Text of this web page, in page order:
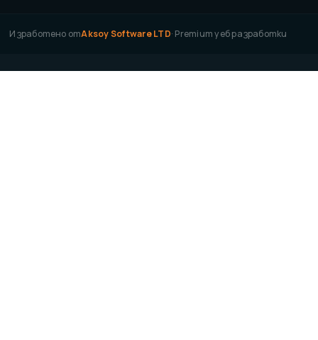
Изработено отAksoy Software LTD· Premium уеб разработки